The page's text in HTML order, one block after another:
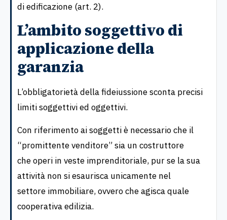
di edificazione (art. 2).
L’ambito soggettivo di
applicazione della
garanzia
L’obbligatorietà della fideiussione sconta precisi
limiti soggettivi ed oggettivi.
Con riferimento ai soggetti è necessario che il
“promittente venditore” sia un costruttore
che operi in veste imprenditoriale, pur se la sua
attività non si esaurisca unicamente nel
settore immobiliare, ovvero che agisca quale
cooperativa edilizia.